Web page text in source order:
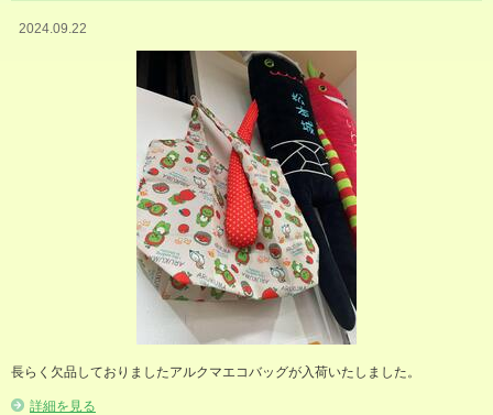
2024.09.22
長らく欠品しておりましたアルクマエコバッグが入荷いたしました。
詳細を見る